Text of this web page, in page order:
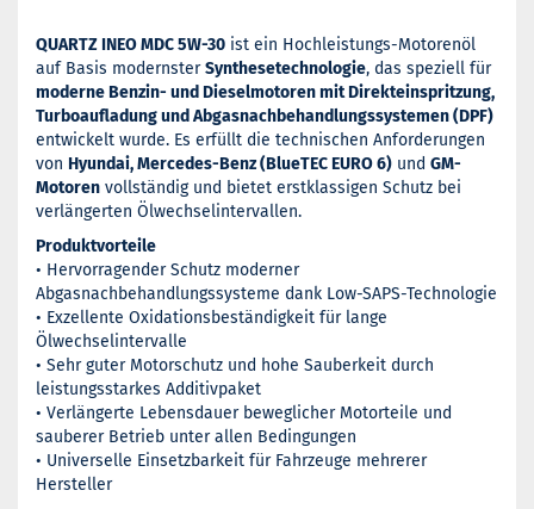
QUARTZ INEO MDC 5W-30 ist ein Hochleistungs-Motorenöl
auf Basis modernsterSynthesetechnologie, das speziell für
moderne Benzin- und Dieselmotoren mit Direkteinspritzung,
Turboaufladung und Abgasnachbehandlungssystemen (DPF)
entwickelt wurde. Es erfüllt die technischen Anforderungen
von Hyundai, Mercedes-Benz (BlueTEC EURO 6) und GM-
Motoren vollständig und bietet erstklassigen Schutz bei
verlängerten Ölwechselintervallen.
Produktvorteile
• Hervorragender Schutz moderner
Abgasnachbehandlungssysteme dank Low-SAPS-Technologie
• Exzellente Oxidationsbeständigkeit für lange
Ölwechselintervalle
• Sehr guter Motorschutz und hohe Sauberkeit durch
leistungsstarkes Additivpaket
• Verlängerte Lebensdauer beweglicher Motorteile und
sauberer Betrieb unter allen Bedingungen
• Universelle Einsetzbarkeit für Fahrzeuge mehrerer
Hersteller